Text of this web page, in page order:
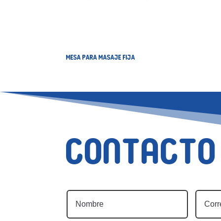
MESA PARA MASAJE FIJA
Contacto